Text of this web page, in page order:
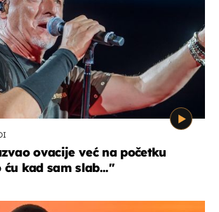
ovacije već na početku
ću kad sam slab..."